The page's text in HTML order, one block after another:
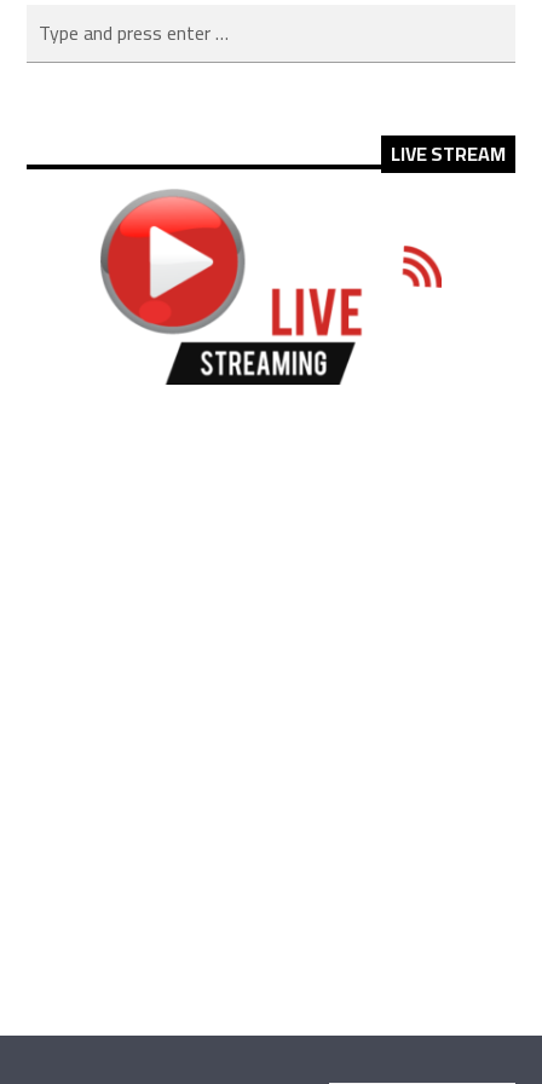
LIVE STREAM